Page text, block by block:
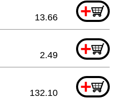
+
13.66
+
2.49
+
132.10